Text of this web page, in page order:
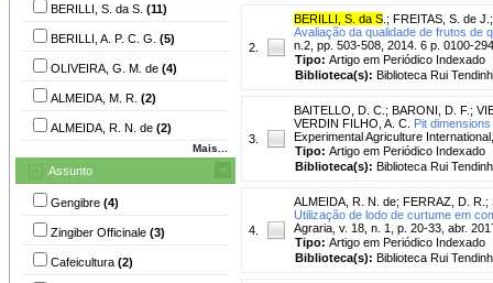
BERILLI, S. da S. (11)
BERILLI, A. P. C. G. (5)
OLIVEIRA, G. M. de (4)
ALMEIDA, M. R. (2)
ALMEIDA, R. N. de (2)
Mais...
Assunto
Gengibre (4)
Zingiber Officinale (3)
Cafeicultura (2)
2.
BERILLI, S. da S ; FREITAS, S. de J.
Avaliação da qualidade de frutos de
n.2, pp. 503-508, 2014. 6 p. 0100-
Tipo: Artigo em Periódico Indexado
Biblioteca(s): Biblioteca Rui
3.
BAITELLO, D. C. ; BARONI, D. F. ;
VERDIN FILHO, A. C. Pit
Experimental Agriculture
Tipo: Artigo em Periódico Indexado
Biblioteca(s): Biblioteca Rui
4.
ALMEIDA, R. N. de; FERRAZ, D. R. ;
Utilização de lodo de curtume em
Agraria, v. 18, n. 1, p. 20-33, abr.
Tipo: Artigo em Periódico Indexado
Biblioteca(s): Biblioteca Rui